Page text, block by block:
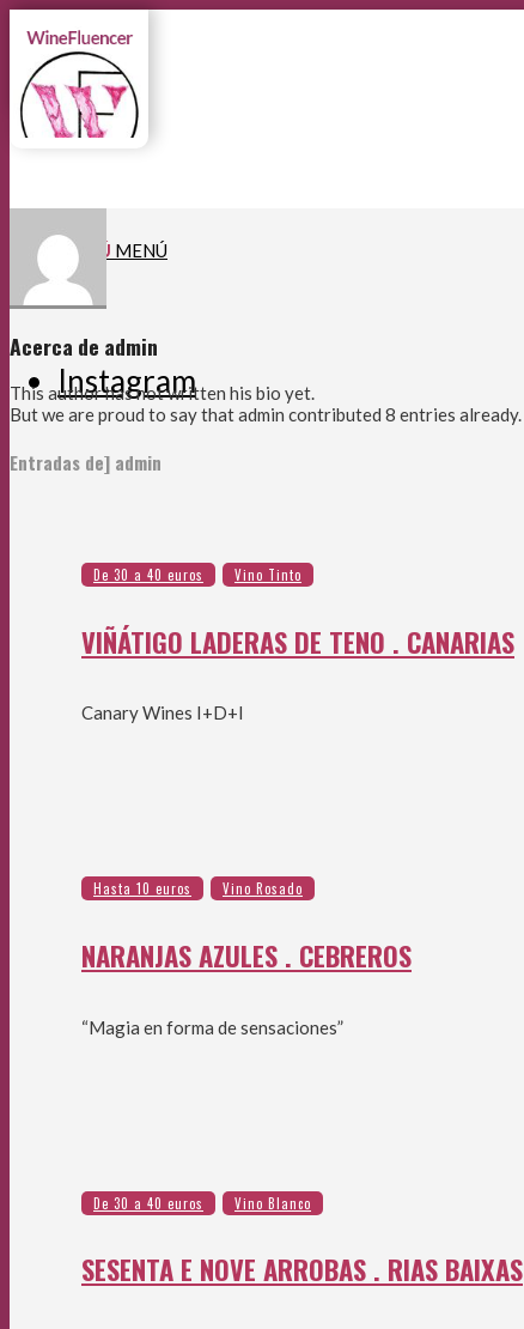
MENÚ MENÚ
Instagram
Acerca de admin
This author has not written his bio yet.
But we are proud to say thatadmin contributed 8 entries already.
Entradas de] admin
VIÑÁTIGO LADERAS DE TENO . CANARIAS
Canary Wines I+D+I
NARANJAS AZULES . CEBREROS
“Magia en forma de sensaciones”
SESENTA E NOVE ARROBAS . RIAS BAIXAS